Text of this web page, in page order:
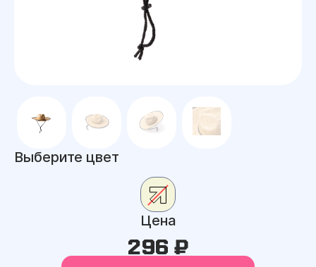
Выберите цвет
Цена
296 ₽